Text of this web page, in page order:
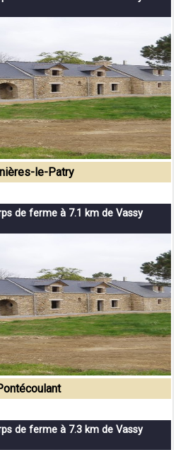
le-Patry
de ferme à 7.1 km de Vassy
de ferme à 7.3 km de Vassy